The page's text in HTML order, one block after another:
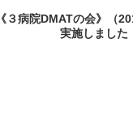
《３病院DMATの会》（
実施しました